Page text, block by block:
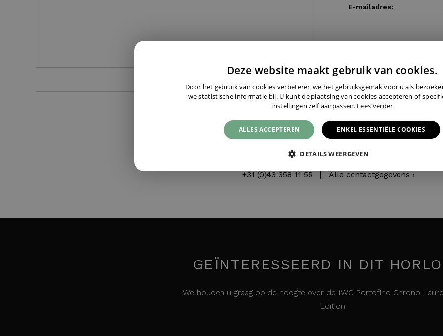
E-mailadres:
LIEVER TELEFONISCH? WIJ ZIJN
GEOPEND EN BEREIKBAAR TOT
+31 (0)43 358 11 55 Alle contactgegevens ›
GEÏNTERESSEERD IN DIT
We houden u graag op de hoogte over de IWC Portofino Chrono
Edition
Deze website maakt gebruik van cookies.
Door het gebruik van cookies verbeteren we het gebruiksgemak voor u als
we statistische informatie bij. U kunt de plaatsing van cookies accepteren of
instellingen zelf aanpassen. Lees verder
ALLES ACCEPTEREN ENKEL ESSENTIËLE COOKIES
DETAILS WEERGEVEN